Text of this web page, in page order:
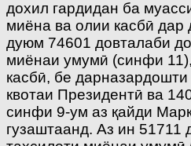
дохил гардидан ба
миёна ва олии касбӣ дар
дуюм 74601 довталаби
миёнаи умумӣ (синфи
касбӣ, бе
квотаи Президентӣ ва
синфи 9-ум аз қайди
гузаштаанд. Аз ин 51711